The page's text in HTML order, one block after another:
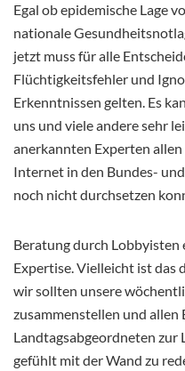
Egal ob epidemische Lage
nationale
jetzt muss für alle
Flüchtigkeitsfehler und
Erkenntnissen gelten. Es
uns und viele andere sehr
anerkannten Experten
Internet in den Bundes-
noch nicht durchsetzen
Beratung durch
Expertise. Vielleicht ist das
wir sollten unsere
zusammenstellen und allen
Landtagsabgeordneten zur
gefühlt mit der Wand zu